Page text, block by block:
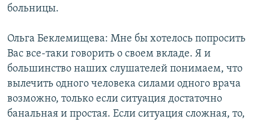
больницы.
Ольга Беклемищева: Мне бы хотелось попросить
Вас все-таки говорить о своем вкладе. Я и
большинство наших слушателей понимаем, что
вылечить одного человека силами одного врача
возможно, только если ситуация достаточно
банальная и простая. Если ситуация сложная, то,